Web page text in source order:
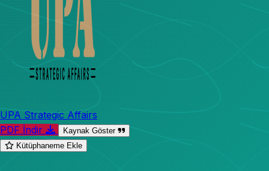
UPA Strategic Affairs
PDF İndir
Kaynak Göster
Kütüphaneme Ekle